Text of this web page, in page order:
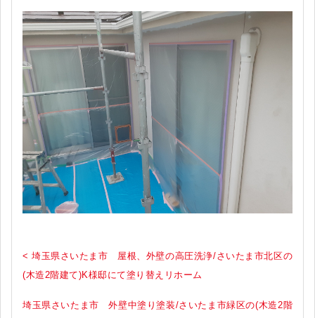
< 埼玉県さいたま市 屋根、外壁の高圧洗浄/さいたま市北区の
(木造2階建て)K様邸にて塗り替えリホーム
埼玉県さいたま市 外壁中塗り塗装/さいたま市緑区の(木造2階